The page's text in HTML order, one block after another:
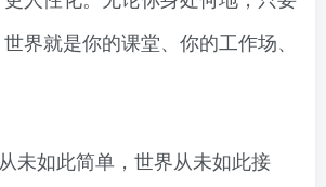
界就是你的课堂、你的工作场、
未如此简单，世界从未如此接